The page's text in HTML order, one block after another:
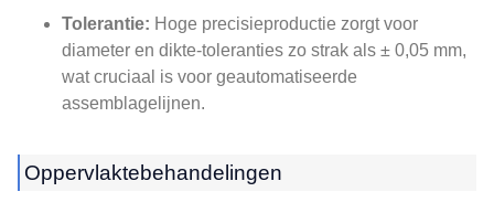
Tolerantie: Hoge precisieproductie zorgt voor
diameter en dikte-toleranties zo strak als ± 0,05 mm,
wat cruciaal is voor geautomatiseerde
assemblagelijnen.
Oppervlaktebehandelingen